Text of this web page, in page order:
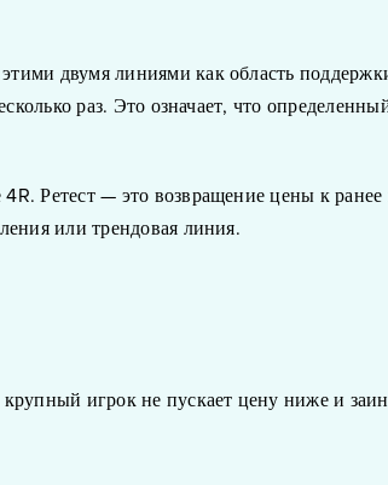
двумя линиями как область
раз. Это означает, что
Ретест — это возвращение цены к
или трендовая линия.
игрок не пускает цену ниже и